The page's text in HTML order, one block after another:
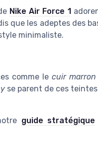
Nike Air Force 1
que les adeptes des
minimaliste.
comme le cuir marron
se parent de ces
guide stratégique